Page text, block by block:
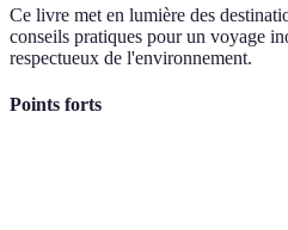
Ce livre met en lumière des
conseils pratiques pour un voyage
respectueux de l'environnement.
Points forts